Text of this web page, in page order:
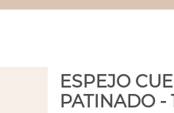
ESPEJO
PATINADO -